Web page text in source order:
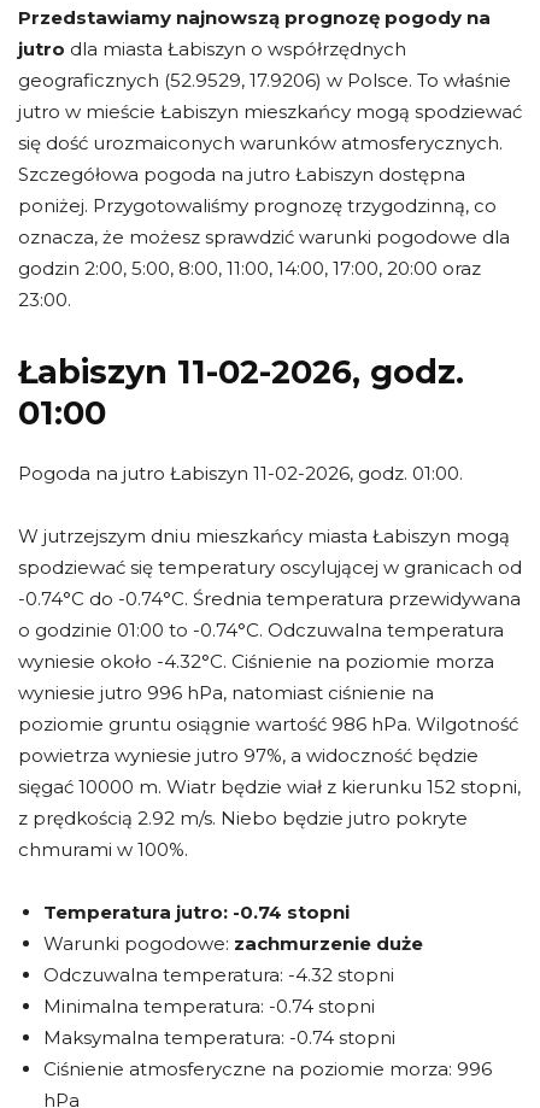
Przedstawiamy najnowszą prognozę pogody na
jutro dla miasta Łabiszyn o współrzędnych
geograficznych (52.9529, 17.9206) w Polsce. To właśnie
jutro w mieście Łabiszyn mieszkańcy mogą spodziewać
się dość urozmaiconych warunków atmosferycznych.
Szczegółowa pogoda na jutro Łabiszyn dostępna
poniżej. Przygotowaliśmy prognozę trzygodzinną, co
oznacza, że możesz sprawdzić warunki pogodowe dla
godzin 2:00, 5:00, 8:00, 11:00, 14:00, 17:00, 20:00 oraz
23:00.
Łabiszyn 11-02-2026, godz.
01:00
Pogoda na jutro Łabiszyn 11-02-2026, godz. 01:00.
W jutrzejszym dniu mieszkańcy miasta Łabiszyn mogą
spodziewać się temperatury oscylującej w granicach od
-0.74°C do -0.74°C. Średnia temperatura przewidywana
o godzinie 01:00 to -0.74°C. Odczuwalna temperatura
wyniesie około -4.32°C. Ciśnienie na poziomie morza
wyniesie jutro 996 hPa, natomiast ciśnienie na
poziomie gruntu osiągnie wartość 986 hPa. Wilgotność
powietrza wyniesie jutro 97%, a widoczność będzie
sięgać 10000 m. Wiatr będzie wiał z kierunku 152 stopni,
z prędkością 2.92 m/s. Niebo będzie jutro pokryte
chmurami w 100%.
Temperatura jutro: -0.74 stopni
Warunki pogodowe: zachmurzenie duże
Odczuwalna temperatura: -4.32 stopni
Minimalna temperatura: -0.74 stopni
Maksymalna temperatura: -0.74 stopni
Ciśnienie atmosferyczne na poziomie morza: 996
hPa